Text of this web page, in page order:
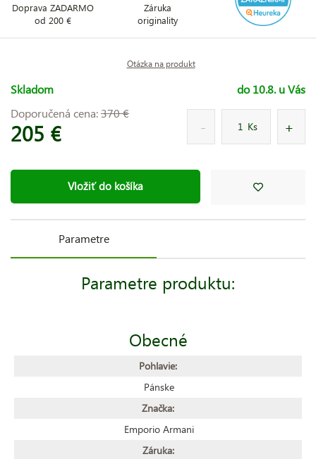
Doprava ZADARMO
od 200 €
Záruka
originality
Otázka na produkt
Skladom
do 10.8. u Vás
Doporučená cena:370 €
205 € Ks
Vložiť do košíka
Parametre
Parametre produktu:
Obecné
Pohlavie:
Pánske
Značka:
Emporio Armani
Záruka: